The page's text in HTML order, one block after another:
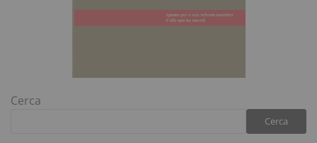
Cerca
Cerca